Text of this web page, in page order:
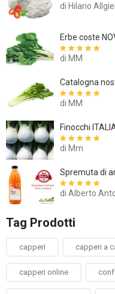
di Hilario
Erbe coste
Valutato
di MM
Catalogna
Valutato
di MM
Finocchi
Valutato
di Mm
Spremuta di
Valutato5su
di Alberto
Tag Prodotti
capperi capperi a
capperi online